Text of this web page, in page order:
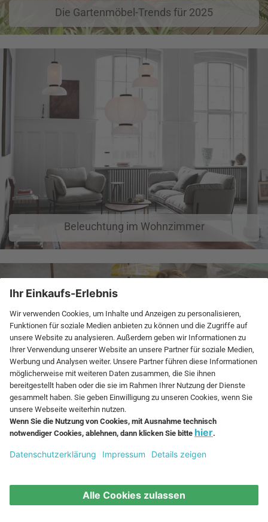
Die Gartenmöbel-Trends für 2025
Beleuchtung im Wohnzimmer
Kunst, Farbe und ein Hauch Romantik